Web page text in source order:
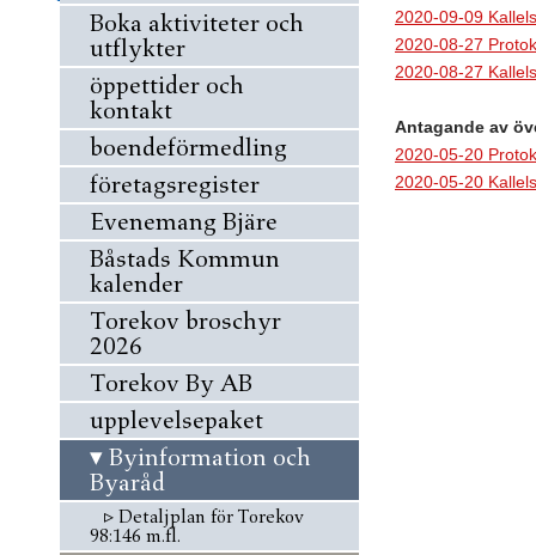
Boka aktiviteter och
utflykter
öppettider och
kontakt
boendeförmedling
företagsregister
Evenemang Bjäre
Båstads Kommun
kalender
Torekov broschyr
2026
Torekov By AB
upplevelsepaket
▾ Byinformation och
Byaråd
▹ Detaljplan för Torekov
98:146 m.fl.
2020-09-09
2020-08-27
2020-08-27
Antagande av
2020-05-20
2020-05-20